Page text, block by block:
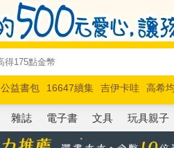
公益書包 16647續集 吉伊卡哇 高希均
馬斯克 玩具總動員5 超慢跑
雜誌 電子書 文具 玩具親子